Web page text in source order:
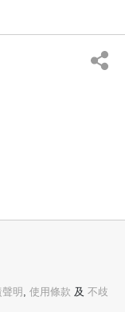
明 , 使用條款 及 不歧